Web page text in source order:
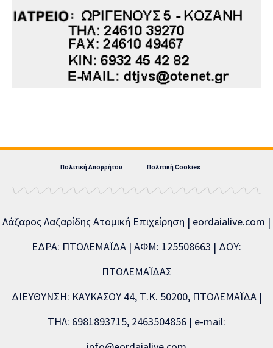
Πολιτική Απορρήτου Πολιτική Cookies
Λάζαρος Λαζαρίδης Ατομική Επιχείρηση | eordaialive.com |
ΕΔΡΑ: ΠΤΟΛΕΜΑΪΔΑ | ΑΦΜ: 125508663 | ΔΟΥ:
ΠΤΟΛΕΜΑΪΔΑΣ
ΔΙΕΥΘΥΝΣΗ: ΚΑΥΚΑΣΟΥ 44, Τ.Κ. 50200, ΠΤΟΛΕΜΑΪΔΑ |
ΤΗΛ: 6981893715, 2463504856 | e-mail: